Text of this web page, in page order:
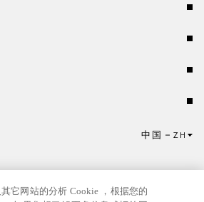
中国 ZH
它网站的分析 Cookie ，根据您的